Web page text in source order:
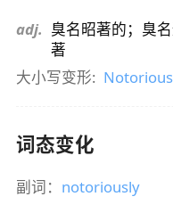
adj. 臭名昭著的；臭
著
大小写变形: Notorious
词态变化
副词： notoriously